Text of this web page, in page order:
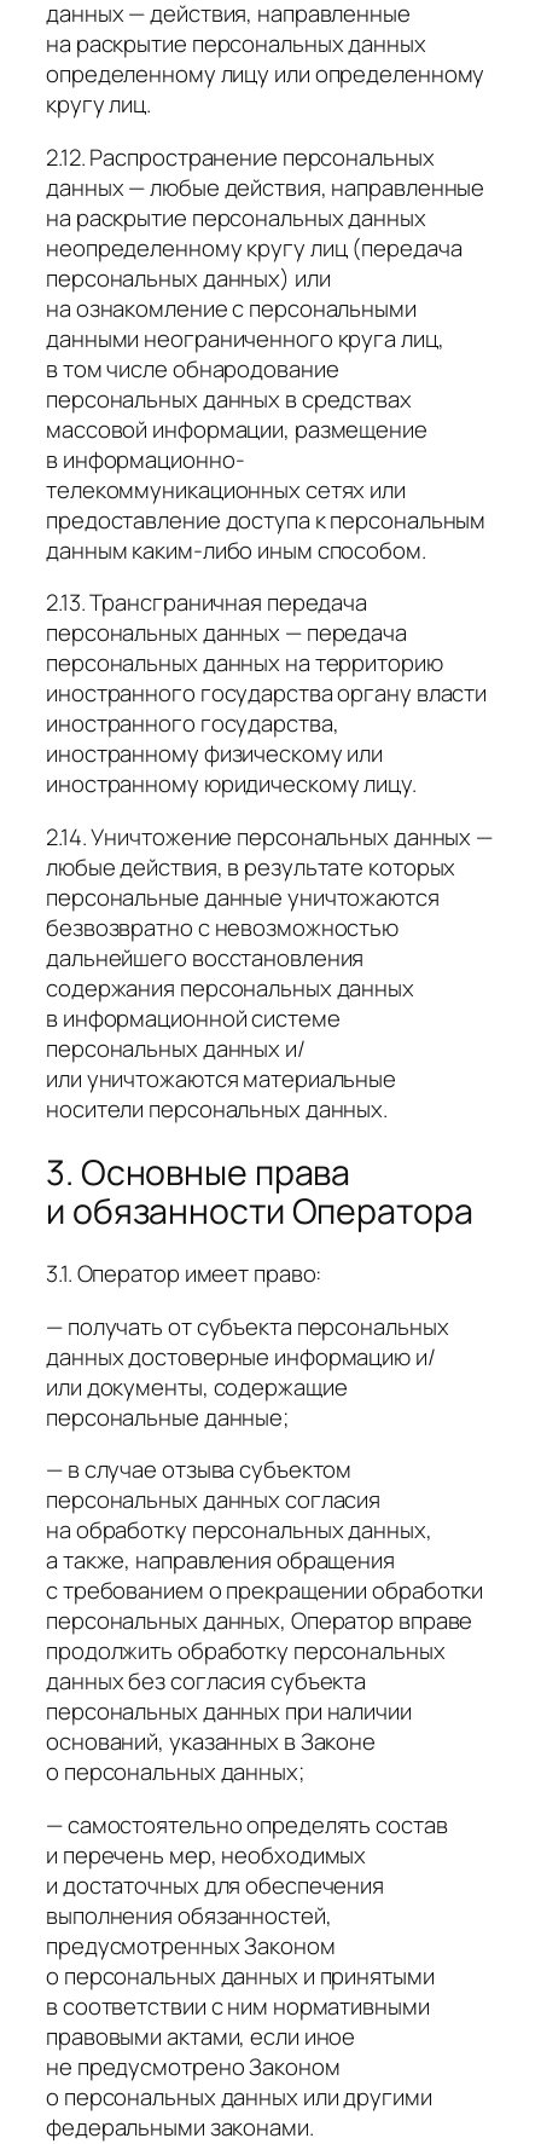
данных — действия, направленные
на раскрытие персональных данных
определенному лицу или определенному
кругу лиц.
2.12. Распространение персональных
данных — любые действия, направленные
на раскрытие персональных данных
неопределенному кругу лиц (передача
персональных данных) или
на ознакомление с персональными
данными неограниченного круга лиц,
в том числе обнародование
персональных данных в средствах
массовой информации, размещение
в информационно-
телекоммуникационных сетях или
предоставление доступа к персональным
данным каким-либо иным способом.
2.13. Трансграничная передача
персональных данных — передача
персональных данных на территорию
иностранного государства органу власти
иностранного государства,
иностранному физическому или
иностранному юридическому лицу.
2.14. Уничтожение персональных данных —
любые действия, в результате которых
персональные данные уничтожаются
безвозвратно с невозможностью
дальнейшего восстановления
содержания персональных данных
в информационной системе
персональных данных и/
или уничтожаются материальные
носители персональных данных.
3. Основные права
и обязанности Оператора
3.1. Оператор имеет право:
— получать от субъекта персональных
данных достоверные информацию и/
или документы, содержащие
персональные данные;
— в случае отзыва субъектом
персональных данных согласия
на обработку персональных данных,
а также, направления обращения
с требованием о прекращении обработки
персональных данных, Оператор вправе
продолжить обработку персональных
данных без согласия субъекта
персональных данных при наличии
оснований, указанных в Законе
о персональных данных;
— самостоятельно определять состав
и перечень мер, необходимых
и достаточных для обеспечения
выполнения обязанностей,
предусмотренных Законом
о персональных данных и принятыми
в соответствии с ним нормативными
правовыми актами, если иное
не предусмотрено Законом
о персональных данных или другими
федеральными законами.